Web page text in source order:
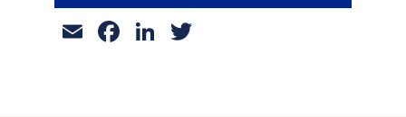
EmailFacebook
LinkedIn